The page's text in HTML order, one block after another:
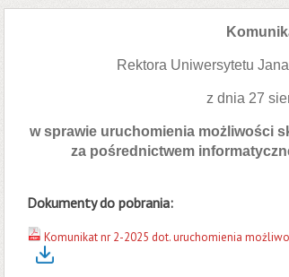
Rektora Uniwersytetu
z dnia 27
w sprawie uruchomienia możliwości
za pośrednictwem
Dokumenty do pobrania:
Komunikat nr 2-2025 dot. uruchomienia